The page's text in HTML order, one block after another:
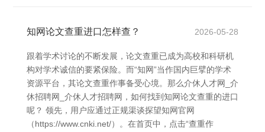
知网论文查重进口怎样查？ 2026-05-28
跟着学术讨论的不断发展，论文查重已成为高校和科研机
构对学术诚信的要紧保险。而“知网”当作国内巨擘的学术
资源平台，其论文查重作事备受心境。那么介休人才网_介
休招聘网_介休人才招聘网，如何找到知网论文查重的进口
呢？ 领先，用户应通过正规渠谈探望知网官网
（https://www.cnki.net/）。在首页中，点击“查重作